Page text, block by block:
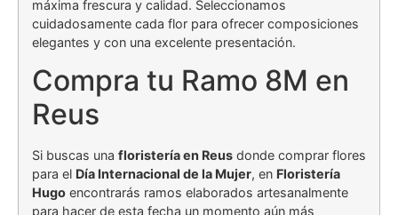
máxima frescura y calidad. Seleccionamos
cuidadosamente cada flor para ofrecer composiciones
elegantes y con una excelente presentación.
Compra tu Ramo 8M en
Reus
Si buscas una floristería en Reus donde comprar flores
para el Día Internacional de la Mujer, en Floristería
Hugo encontrarás ramos elaborados artesanalmente
para hacer de esta fecha un momento aún más